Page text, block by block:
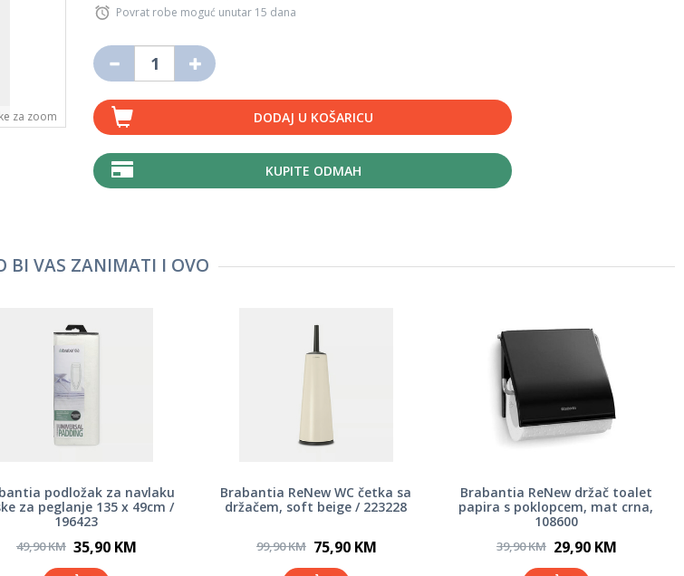
za zoom
Povrat robe moguć unutar 15 dana
DODAJ U KOŠARICU
KUPITE ODMAH
BI VAS ZANIMATI I OVO
podložak za navlaku
za peglanje 135 x 49cm /
196423
49,90 KM 35,90 KM
Brabantia ReNew WC četka sa
držačem, soft beige / 223228
99,90 KM 75,90 KM
Brabantia ReNew držač toalet
papira s poklopcem, mat crna,
108600
39,90 KM 29,90 KM